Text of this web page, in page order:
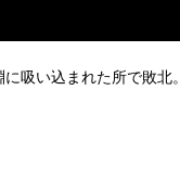
吸い込まれた所で敗北。